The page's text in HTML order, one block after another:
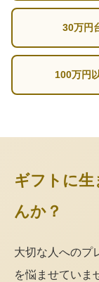
30万円
100万円
ギフトに
んか？
大切な人へのプ
を悩ませていま